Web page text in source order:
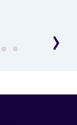
›